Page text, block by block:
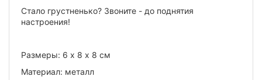
Стало грустненько? Звоните - до поднятия
настроения!
Размеры: 6 х 8 х 8 см
Материал: металл